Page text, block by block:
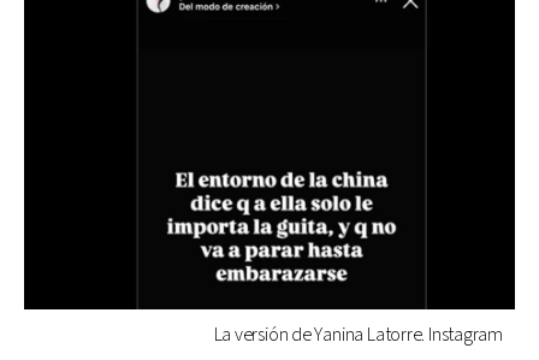
La versión de Yanina Latorre. Instagram